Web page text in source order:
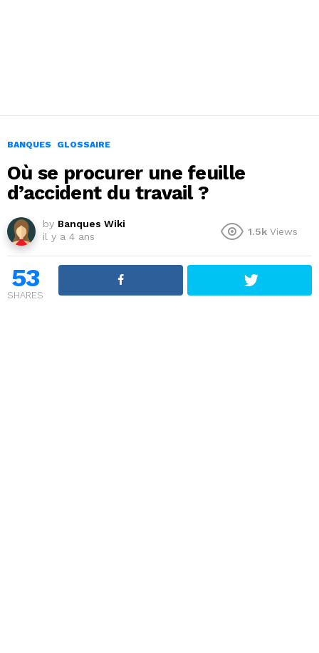
BANQUES GLOSSAIRE
Où se procurer une feuille
d’accident du travail ?
by Banques Wiki
il y a 4 ans
1.5k Views
53
SHARES